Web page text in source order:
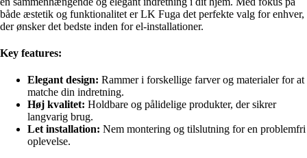
både æstetik og funktionalitet er LK Fuga det perfekte valg for enhver,
der ønsker det bedste inden for el-installationer.
Key features:
Elegant design: Rammer i forskellige farver og materialer for at
matche din indretning.
Høj kvalitet: Holdbare og pålidelige produkter, der sikrer
langvarig brug.
Let installation: Nem montering og tilslutning for en problemfri
oplevelse.